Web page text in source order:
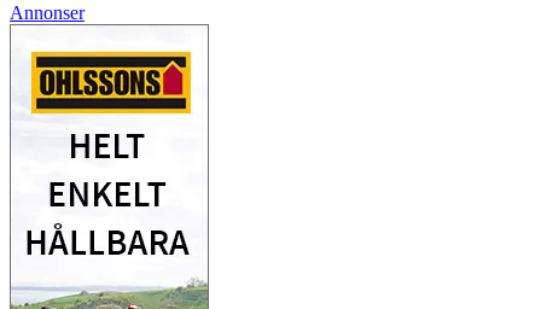
Annonser